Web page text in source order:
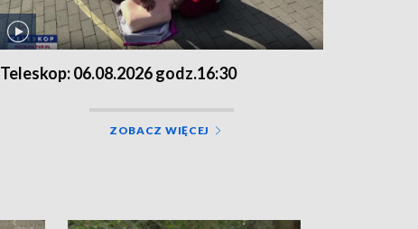
Teleskop: 06.08.2026 godz.16:30
ZOBACZ WIĘCEJ